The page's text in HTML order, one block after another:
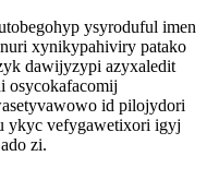
ysyroduful imen
xynikypahiviry patako
dawijyzypi azyxaledit
osycokafacomij
id pilojydori
ykyc vefygawetixori igyj
zi.